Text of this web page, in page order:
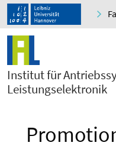
Institut für
Leistungselektronik